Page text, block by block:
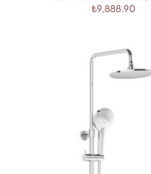
Daha sonraki yorumlarımda kullanılması
posta adresim ve site adresim bu
₺9,888.90